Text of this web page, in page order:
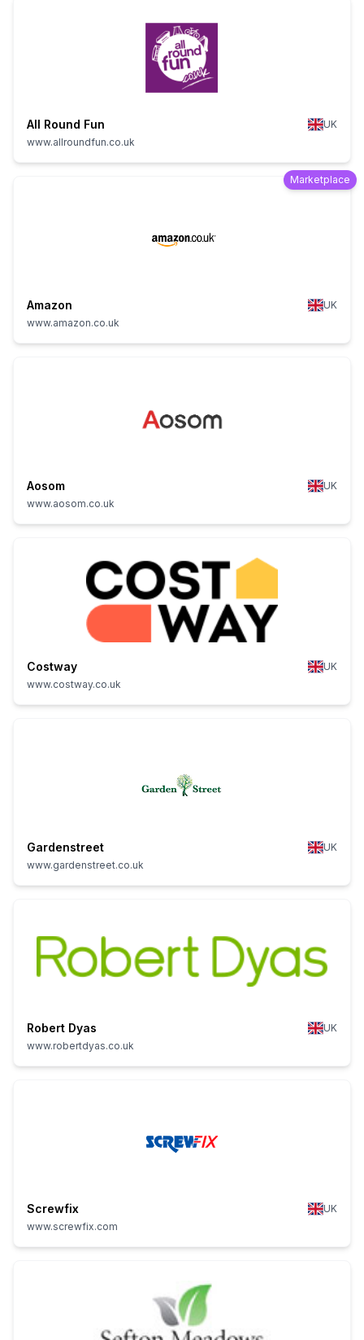
All Round Fun
UK
www.allroundfun.co.uk
Marketplace
Amazon
UK
www.amazon.co.uk
Aosom
UK
www.aosom.co.uk
Costway
UK
www.costway.co.uk
Gardenstreet
UK
www.gardenstreet.co.uk
Robert Dyas
UK
www.robertdyas.co.uk
Screwfix
UK
www.screwfix.com